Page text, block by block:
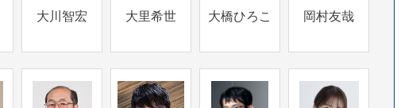
大川智宏 大里希世 大橋ひろこ 岡村友哉